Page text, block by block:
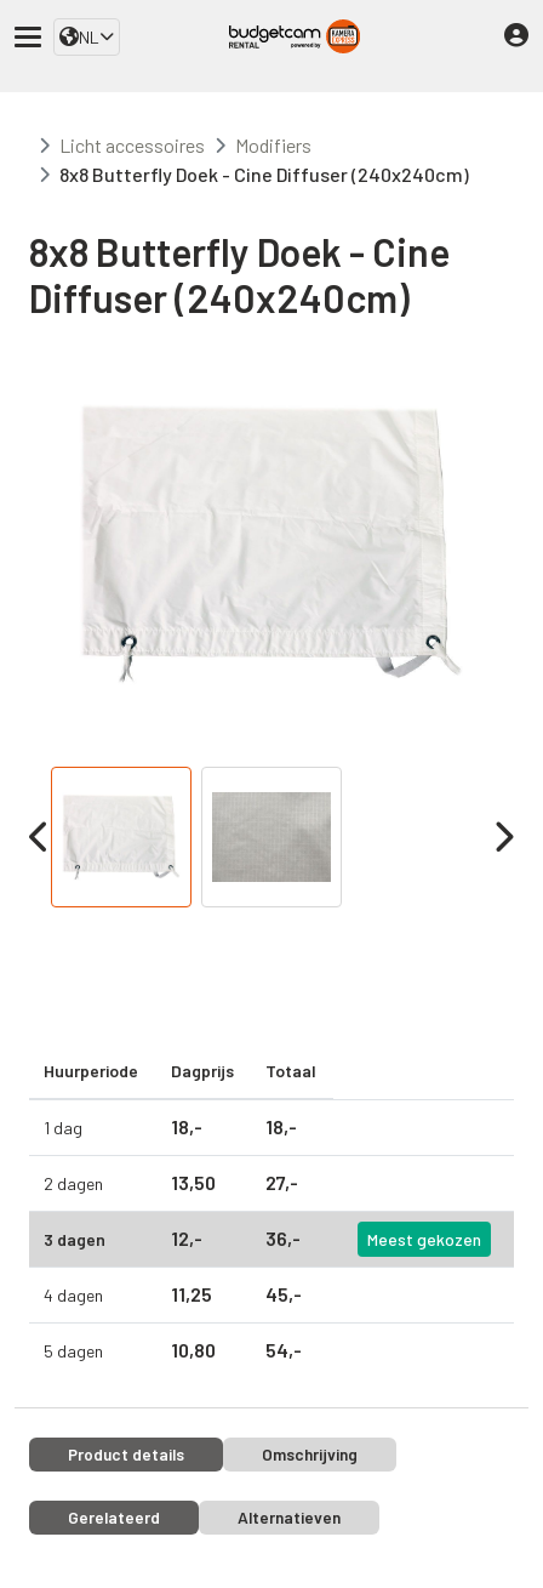
NL
Licht accessoires
Modifiers
8x8 Butterfly Doek - Cine Diffuser (240x240cm)
8x8 Butterfly Doek - Cine
Diffuser (240x240cm)
Huurperiode Dagprijs Totaal
1 dag 18,- 18,-
2 dagen 13,50 27,-
3 dagen 12,- 36,- Meest gekozen
4 dagen 11,25 45,-
5 dagen 10,80 54,-
Product details Omschrijving
Gerelateerd Alternatieven